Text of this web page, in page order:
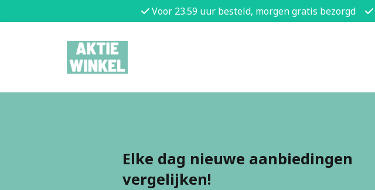
Voor 23.59 uur besteld, morgen gratis bezorgd
Elke dag nieuwe aanbiedingen
vergelijken!